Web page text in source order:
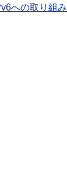
への取り組み